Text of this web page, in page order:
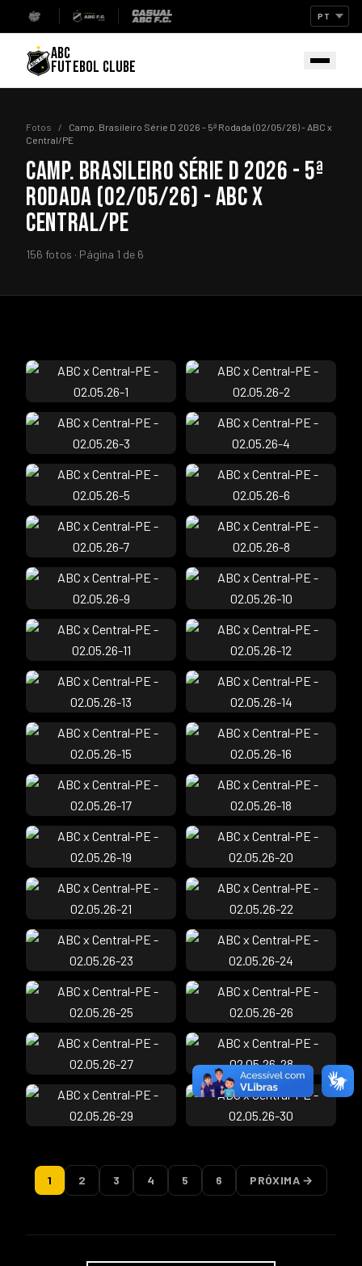
ABC
FUTEBOL CLUBE
Fotos /
Camp. Brasileiro Série D 2026 - 5ª Rodada (02/05/26) - ABC x
Central/PE
CAMP. BRASILEIRO SÉRIE D 2026 - 5ª
RODADA (02/05/26) - ABC X
CENTRAL/PE
156 fotos · Página 1 de 6
1 2 3 4 5 6 PRÓXIMA →